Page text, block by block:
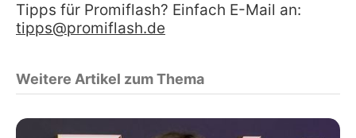
Tipps für Promiflash? Einfach E-Mail an:
tipps@promiflash.de
Weitere Artikel zum Thema